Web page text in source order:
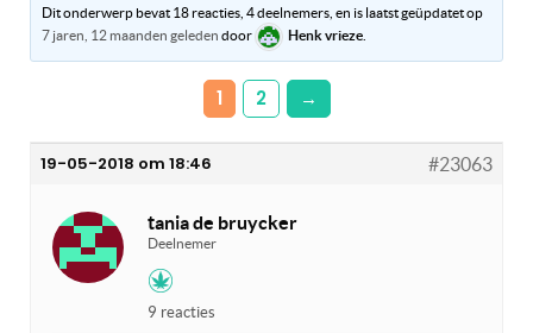
Dit onderwerp bevat 18 reacties, 4 deelnemers, en is laatst geüpdatet op
7 jaren, 12 maanden geleden door Henk vrieze
1 2 →
19-05-2018 om 18:46 #23063
tania de bruycker
Deelnemer
9 reacties